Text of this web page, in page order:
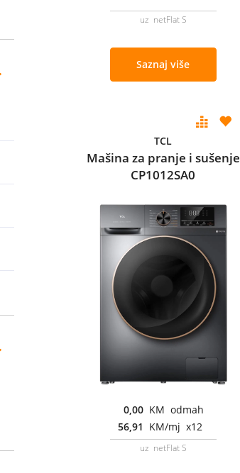
uz netFlat S
Saznaj više
TCL
Mašina za pranje i sušenje
CP1012SA0
0,00 KM odmah
56,91 KM/mj x12
uz netFlat S